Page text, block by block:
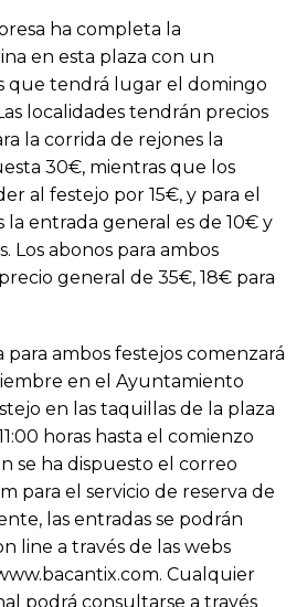
ha completa la
en esta plaza con un
que tendrá lugar el domingo
localidades tendrán precios
la corrida de rejones la
30€, mientras que los
al festejo por 15€, y para el
entrada general es de 10€ y
Los abonos para ambos
general de 35€, 18€ para
para ambos festejos comenzará
en el Ayuntamiento
en las taquillas de la plaza
horas hasta el comienzo
se ha dispuesto el correo
para el servicio de reserva de
las entradas se podrán
line a través de las webs
Cualquier
podrá consultarse a través